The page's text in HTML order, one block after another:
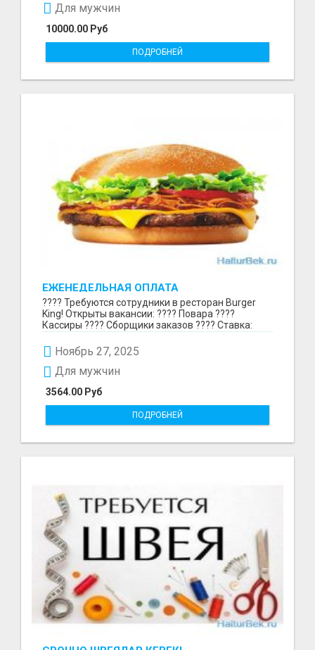
10000.00 Руб
Для мужчин
ПОДРОБНЕЙ
ЕЖЕНЕДЕЛЬНАЯ ОПЛАТА
???? Требуются сотрудники в ресторан Burger
King! Открыты вакансии: ???? Повара ????
Кассиры ???? Сборщики заказов ???? Ставка:
Ноябрь 27, 2025
3564.00 Руб
Для мужчин
ПОДРОБНЕЙ